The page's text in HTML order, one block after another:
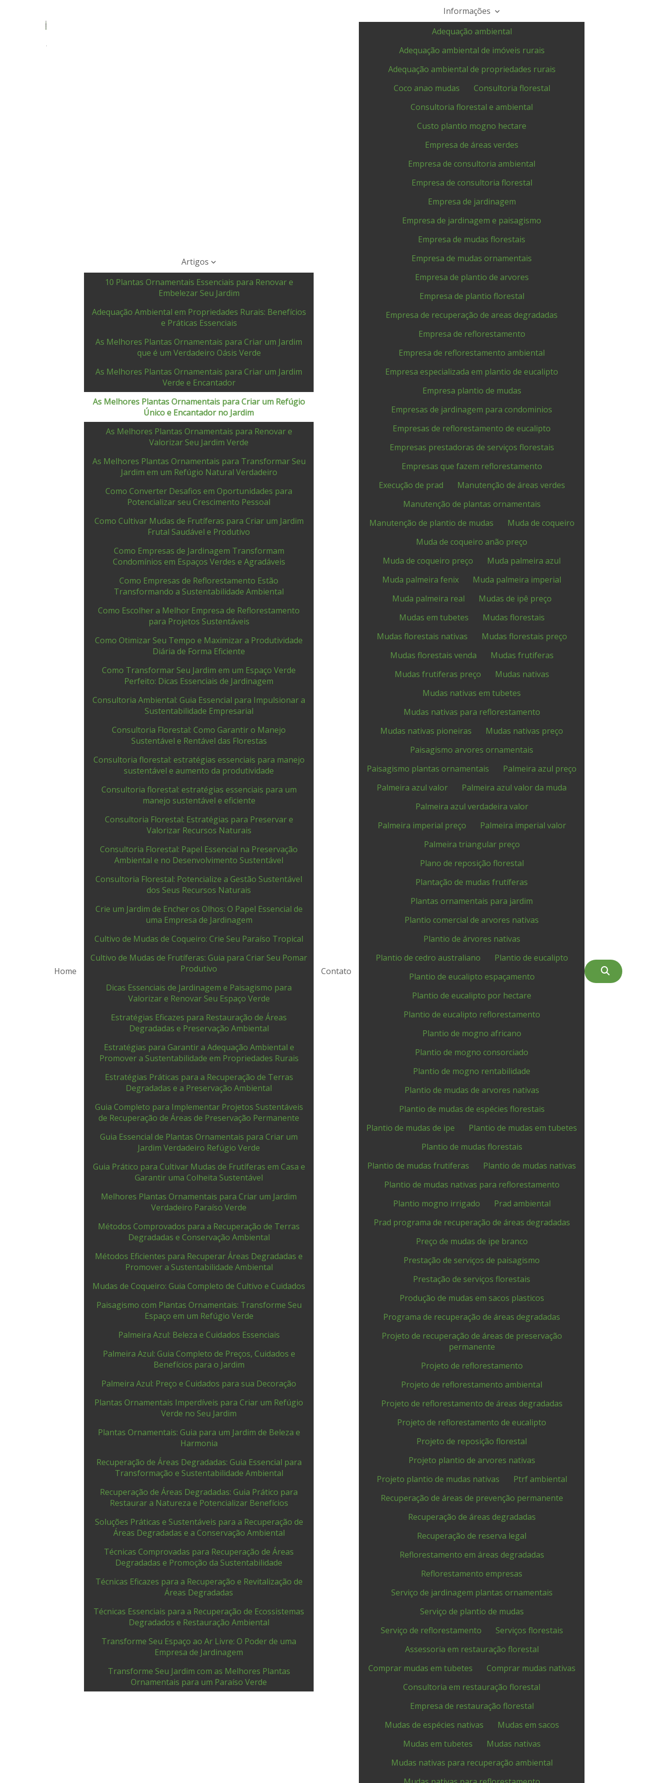
Home
Artigos
10 Plantas Ornamentais Essenciais para Renovar e
Embelezar Seu Jardim
Adequação Ambiental em Propriedades Rurais: Benefícios
e Práticas Essenciais
As Melhores Plantas Ornamentais para Criar um Jardim
que é um Verdadeiro Oásis Verde
As Melhores Plantas Ornamentais para Criar um Jardim
Verde e Encantador
As Melhores Plantas Ornamentais para Criar um Refúgio
Único e Encantador no Jardim
As Melhores Plantas Ornamentais para Renovar e
Valorizar Seu Jardim Verde
As Melhores Plantas Ornamentais para Transformar Seu
Jardim em um Refúgio Natural Verdadeiro
Como Converter Desafios em Oportunidades para
Potencializar seu Crescimento Pessoal
Como Cultivar Mudas de Frutíferas para Criar um Jardim
Frutal Saudável e Produtivo
Como Empresas de Jardinagem Transformam
Condomínios em Espaços Verdes e Agradáveis
Como Empresas de Reflorestamento Estão
Transformando a Sustentabilidade Ambiental
Como Escolher a Melhor Empresa de Reflorestamento
para Projetos Sustentáveis
Como Otimizar Seu Tempo e Maximizar a Produtividade
Diária de Forma Eficiente
Como Transformar Seu Jardim em um Espaço Verde
Perfeito: Dicas Essenciais de Jardinagem
Consultoria Ambiental: Guia Essencial para Impulsionar a
Sustentabilidade Empresarial
Consultoria Florestal: Como Garantir o Manejo
Sustentável e Rentável das Florestas
Consultoria florestal: estratégias essenciais para manejo
sustentável e aumento da produtividade
Consultoria florestal: estratégias essenciais para um
manejo sustentável e eficiente
Consultoria Florestal: Estratégias para Preservar e
Valorizar Recursos Naturais
Consultoria Florestal: Papel Essencial na Preservação
Ambiental e no Desenvolvimento Sustentável
Consultoria Florestal: Potencialize a Gestão Sustentável
dos Seus Recursos Naturais
Crie um Jardim de Encher os Olhos: O Papel Essencial de
uma Empresa de Jardinagem
Cultivo de Mudas de Coqueiro: Crie Seu Paraíso Tropical
Cultivo de Mudas de Frutíferas: Guia para Criar Seu Pomar
Produtivo
Dicas Essenciais de Jardinagem e Paisagismo para
Valorizar e Renovar Seu Espaço Verde
Estratégias Eficazes para Restauração de Áreas
Degradadas e Preservação Ambiental
Estratégias para Garantir a Adequação Ambiental e
Promover a Sustentabilidade em Propriedades Rurais
Estratégias Práticas para a Recuperação de Terras
Degradadas e a Preservação Ambiental
Guia Completo para Implementar Projetos Sustentáveis
de Recuperação de Áreas de Preservação Permanente
Guia Essencial de Plantas Ornamentais para Criar um
Jardim Verdadeiro Refúgio Verde
Guia Prático para Cultivar Mudas de Frutíferas em Casa e
Garantir uma Colheita Sustentável
Melhores Plantas Ornamentais para Criar um Jardim
Verdadeiro Paraíso Verde
Métodos Comprovados para a Recuperação de Terras
Degradadas e Conservação Ambiental
Métodos Eficientes para Recuperar Áreas Degradadas e
Promover a Sustentabilidade Ambiental
Mudas de Coqueiro: Guia Completo de Cultivo e Cuidados
Paisagismo com Plantas Ornamentais: Transforme Seu
Espaço em um Refúgio Verde
Palmeira Azul: Beleza e Cuidados Essenciais
Palmeira Azul: Guia Completo de Preços, Cuidados e
Benefícios para o Jardim
Palmeira Azul: Preço e Cuidados para sua Decoração
Plantas Ornamentais Imperdíveis para Criar um Refúgio
Verde no Seu Jardim
Plantas Ornamentais: Guia para um Jardim de Beleza e
Harmonia
Recuperação de Áreas Degradadas: Guia Essencial para
Transformação e Sustentabilidade Ambiental
Recuperação de Áreas Degradadas: Guia Prático para
Restaurar a Natureza e Potencializar Benefícios
Soluções Práticas e Sustentáveis para a Recuperação de
Áreas Degradadas e a Conservação Ambiental
Técnicas Comprovadas para Recuperação de Áreas
Degradadas e Promoção da Sustentabilidade
Técnicas Eficazes para a Recuperação e Revitalização de
Áreas Degradadas
Técnicas Essenciais para a Recuperação de Ecossistemas
Degradados e Restauração Ambiental
Transforme Seu Espaço ao Ar Livre: O Poder de uma
Empresa de Jardinagem
Transforme Seu Jardim com as Melhores Plantas
Ornamentais para um Paraíso Verde
Contato
Informações
Adequação ambiental
Adequação ambiental de imóveis rurais
Adequação ambiental de propriedades rurais
Coco anao mudas
Consultoria florestal
Consultoria florestal e ambiental
Custo plantio mogno hectare
Empresa de áreas verdes
Empresa de consultoria ambiental
Empresa de consultoria florestal
Empresa de jardinagem
Empresa de jardinagem e paisagismo
Empresa de mudas florestais
Empresa de mudas ornamentais
Empresa de plantio de arvores
Empresa de plantio florestal
Empresa de recuperação de areas degradadas
Empresa de reflorestamento
Empresa de reflorestamento ambiental
Empresa especializada em plantio de eucalipto
Empresa plantio de mudas
Empresas de jardinagem para condominios
Empresas de reflorestamento de eucalipto
Empresas prestadoras de serviços florestais
Empresas que fazem reflorestamento
Execução de prad
Manutenção de áreas verdes
Manutenção de plantas ornamentais
Manutenção de plantio de mudas
Muda de coqueiro
Muda de coqueiro anão preço
Muda de coqueiro preço
Muda palmeira azul
Muda palmeira fenix
Muda palmeira imperial
Muda palmeira real
Mudas de ipê preço
Mudas em tubetes
Mudas florestais
Mudas florestais nativas
Mudas florestais preço
Mudas florestais venda
Mudas frutiferas
Mudas frutiferas preço
Mudas nativas
Mudas nativas em tubetes
Mudas nativas para reflorestamento
Mudas nativas pioneiras
Mudas nativas preço
Paisagismo arvores ornamentais
Paisagismo plantas ornamentais
Palmeira azul preço
Palmeira azul valor
Palmeira azul valor da muda
Palmeira azul verdadeira valor
Palmeira imperial preço
Palmeira imperial valor
Palmeira triangular preço
Plano de reposição florestal
Plantação de mudas frutíferas
Plantas ornamentais para jardim
Plantio comercial de arvores nativas
Plantio de árvores nativas
Plantio de cedro australiano
Plantio de eucalipto
Plantio de eucalipto espaçamento
Plantio de eucalipto por hectare
Plantio de eucalipto reflorestamento
Plantio de mogno africano
Plantio de mogno consorciado
Plantio de mogno rentabilidade
Plantio de mudas de arvores nativas
Plantio de mudas de espécies florestais
Plantio de mudas de ipe
Plantio de mudas em tubetes
Plantio de mudas florestais
Plantio de mudas frutiferas
Plantio de mudas nativas
Plantio de mudas nativas para reflorestamento
Plantio mogno irrigado
Prad ambiental
Prad programa de recuperação de áreas degradadas
Preço de mudas de ipe branco
Prestação de serviços de paisagismo
Prestação de serviços florestais
Produção de mudas em sacos plasticos
Programa de recuperação de áreas degradadas
Projeto de recuperação de áreas de preservação
permanente
Projeto de reflorestamento
Projeto de reflorestamento ambiental
Projeto de reflorestamento de áreas degradadas
Projeto de reflorestamento de eucalipto
Projeto de reposição florestal
Projeto plantio de arvores nativas
Projeto plantio de mudas nativas
Ptrf ambiental
Recuperação de áreas de prevenção permanente
Recuperação de áreas degradadas
Recuperação de reserva legal
Reflorestamento em áreas degradadas
Reflorestamento empresas
Serviço de jardinagem plantas ornamentais
Serviço de plantio de mudas
Serviço de reflorestamento
Serviços florestais
Assessoria em restauração florestal
Comprar mudas em tubetes
Comprar mudas nativas
Consultoria em restauração florestal
Empresa de restauração florestal
Mudas de espécies nativas
Mudas em sacos
Mudas em tubetes
Mudas nativas
Mudas nativas para recuperação ambiental